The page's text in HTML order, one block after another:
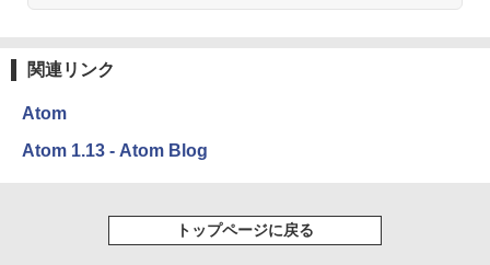
Microsoft Office Home 2024(最新 永続
￥1,600
1冊ですべて身につくHTML & CSSとWe
bデザイン入門講座［第2版］
ージ、防水、7インチカラーディスプレ
売)
関連リンク
Atom
Atom 1.13 - Atom Blog
トップページに戻る